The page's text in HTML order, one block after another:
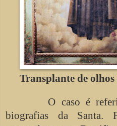
Transplante de
O caso é
biografias da Santa.